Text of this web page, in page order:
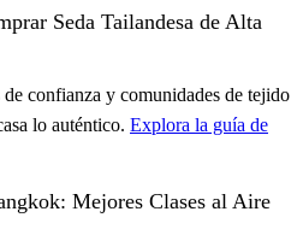
Seda Tailandesa de Alta
confianza y comunidades de tejido
lo auténtico. Explora la guía de
Mejores Clases al Aire